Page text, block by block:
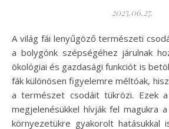
2025.06.27.
A világ fái lenyűgöző természeti csodák, amelyek nemcsak
a bolygónk szépségéhez járulnak
ökológiai és gazdasági funkciót is
fák különösen figyelemre méltóak,
a természet csodáit tükrözi. Ezek
megjelenésükkel hívják fel magukra
környezetükre gyakorolt hatásukkal